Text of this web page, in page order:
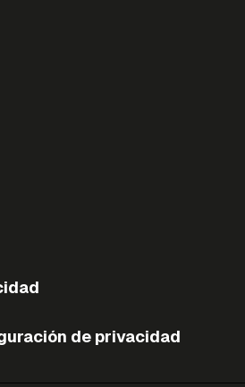
de privacidad